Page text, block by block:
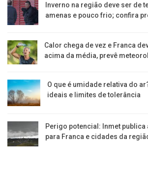
Inverno na região deve ser de
amenas e pouco frio; confira
Calor chega de vez e Franca
acima da média, prevê
O que é umidade relativa do
ideais e limites de tolerância
Perigo potencial: Inmet publica
para Franca e cidades da